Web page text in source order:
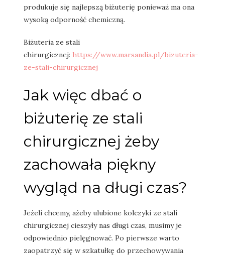
produkuje się najlepszą biżuterię ponieważ ma ona
wysoką odporność chemiczną.
Biżuteria ze stali
chirurgicznej: https://www.marsandia.pl/bizuteria-
ze-stali-chirurgicznej
Jak więc dbać o
biżuterię ze stali
chirurgicznej żeby
zachowała piękny
wygląd na długi czas?
Jeżeli chcemy, ażeby ulubione kolczyki ze stali
chirurgicznej cieszyły nas długi czas, musimy je
odpowiednio pielęgnować. Po pierwsze warto
zaopatrzyć się w szkatułkę do przechowywania